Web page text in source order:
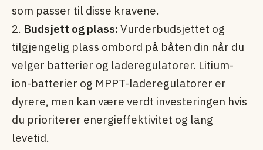
som passer til disse kravene.
2. Budsjett og plass: Vurderbudsjettet og
tilgjengelig plass ombord på båten din når du
velger batterier og laderegulatorer. Litium-
ion-batterier og MPPT-laderegulatorer er
dyrere, men kan være verdt investeringen hvis
du prioriterer energieffektivitet og lang
levetid.